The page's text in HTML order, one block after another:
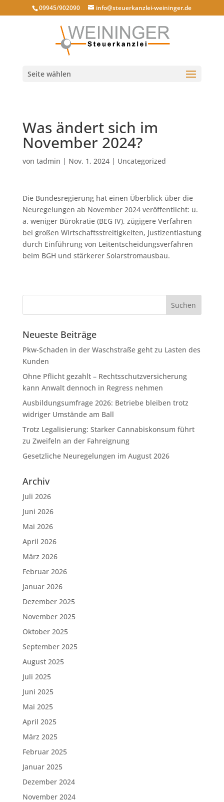
09945/902090 info@steuerkanzlei-weininger.de
Seite wählen
Was ändert sich im
November 2024?
von tadmin | Nov. 1, 2024| Uncategorized
Die Bundesregierung hat einen Überblick über die
Neuregelungen ab November 2024 veröffentlicht: u.
a. weniger Bürokratie (BEG IV), zügigere Verfahren
bei großen Wirtschaftsstreitigkeiten, Justizentlastung
durch Einführung von Leitentscheidungsverfahren
beim BGH und stärkerer Solarstromausbau.
Neueste Beiträge
Pkw-Schaden in der Waschstraße geht zu Lasten des
Kunden
Ohne Pflicht gezahlt – Rechtsschutzversicherung
kann Anwalt dennoch in Regress nehmen
Ausbildungsumfrage 2026: Betriebe bleiben trotz
widriger Umstände am Ball
Trotz Legalisierung: Starker Cannabiskonsum führt
zu Zweifeln an der Fahreignung
Gesetzliche Neuregelungen im August 2026
Archiv
Juli 2026
Juni 2026
Mai 2026
April 2026
März 2026
Februar 2026
Januar 2026
Dezember 2025
November 2025
Oktober 2025
September 2025
August 2025
Juli 2025
Juni 2025
Mai 2025
April 2025
März 2025
Februar 2025
Januar 2025
Dezember 2024
November 2024